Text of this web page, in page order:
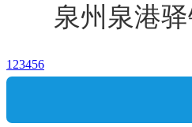
泉州泉港
1 23456